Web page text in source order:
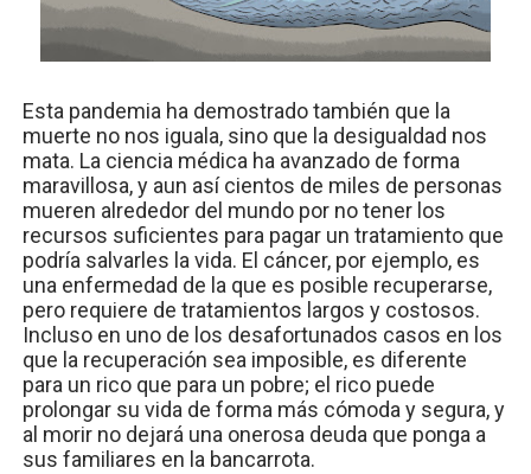
Esta pandemia ha demostrado también que la
muerte no nos iguala, sino que la desigualdad nos
mata. La ciencia médica ha avanzado de forma
maravillosa, y aun así cientos de miles de personas
mueren alrededor del mundo por no tener los
recursos suficientes para pagar un tratamiento que
podría salvarles la vida. El cáncer, por ejemplo, es
una enfermedad de la que es posible recuperarse,
pero requiere de tratamientos largos y costosos.
Incluso en uno de los desafortunados casos en los
que la recuperación sea imposible, es diferente
para un rico que para un pobre; el rico puede
prolongar su vida de forma más cómoda y segura, y
al morir no dejará una onerosa deuda que ponga a
sus familiares en la bancarrota.